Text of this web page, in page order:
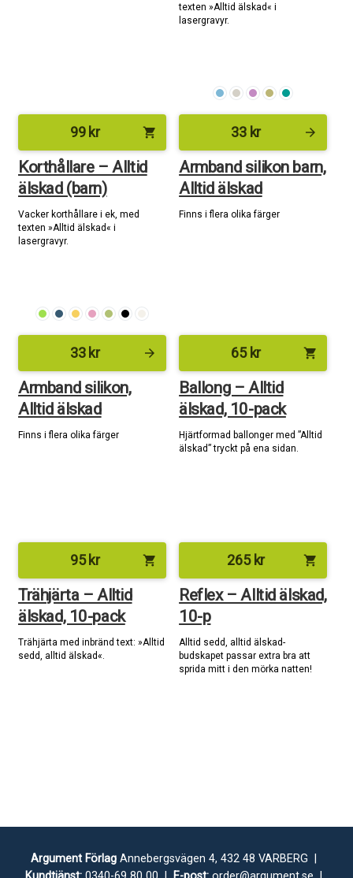
texten »Alltid älskad« i
lasergravyr.
99kr shopping_cart
Korthållare – Alltid
älskad (barn)
Vacker korthållare i ek, med
texten »Alltid älskad« i
lasergravyr.
33 kr arrow_forward
Armband silikon barn,
Alltid älskad
Finns i flera olika färger
33kr arrow_forward
Armband silikon,
Alltid älskad
Finns i flera olika färger
65kr shopping_cart
Ballong – Alltid
älskad, 10-pack
Hjärtformad ballonger med ”Alltid
älskad” tryckt på ena sidan.
95kr shopping_cart
Trähjärta – Alltid
älskad, 10-pack
Trähjärta med inbränd text: »Alltid
sedd, alltid älskad«.
265kr shopping_cart
Reflex – Alltid älskad,
10-p
Alltid sedd, alltid älskad-
budskapet passar extra bra att
sprida mitt i den mörka natten!
Argument FörlagAnnebergsvägen 4, 432 48 VARBERG |